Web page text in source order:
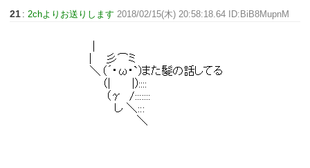
21 : 2chよりお送りします 2018/02/15(木) 20:58:18.64 ID:BiB8MupnM